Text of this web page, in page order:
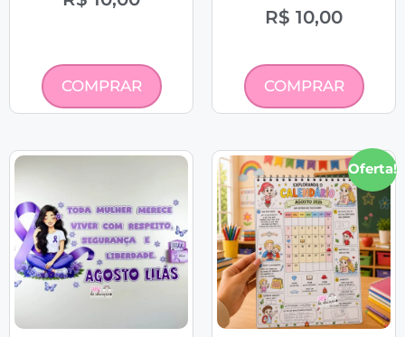
COMPRAR
R$ 10,00
COMPRAR
Oferta!